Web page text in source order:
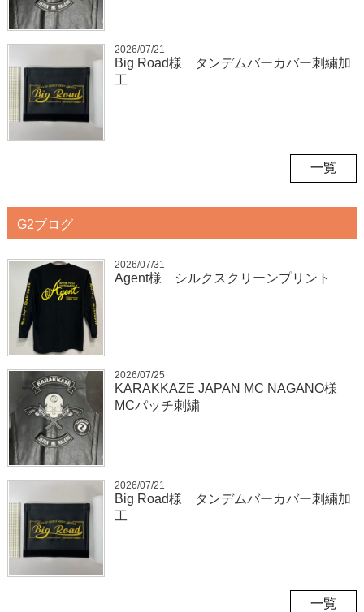
2026/07/21
Big Road様 タンデムバーカバー刺繍加
工
一覧
G2ブログ
2026/07/31
Agent様 シルクスクリーンプリント
2026/07/25
KARAKKAZE JAPAN MC NAGANO様
MCパッチ刺繍
2026/07/21
Big Road様 タンデムバーカバー刺繍加
工
一覧